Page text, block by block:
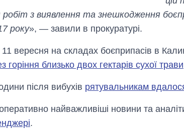
з виявлення та знешкодження
року», — завили в прокуратурі.
вересня на складах боєприпасів в
горіння близько двох гектарів сухої трави
після вибухів рятувальникам
найважливіші новини та
.